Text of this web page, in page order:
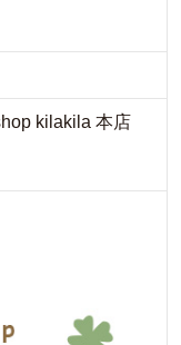
kilakila 本店